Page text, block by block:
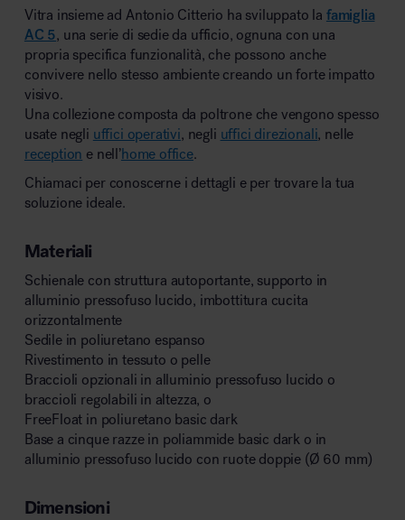
Vitra insieme ad Antonio Citterio ha sviluppato la famiglia
AC 5, una serie di sedie da ufficio, ognuna con una
propria specifica funzionalità, che possono anche
convivere nello stesso ambiente creando un forte impatto
visivo.
Una collezione composta da poltrone che vengono spesso
usate negli uffici operativi, negli uffici direzionali, nelle
reception e nell’home office.
Chiamaci per conoscerne i dettagli e per trovare la tua
soluzione ideale.
Materiali
Schienale con struttura autoportante, supporto in
alluminio pressofuso lucido, imbottitura cucita
orizzontalmente
Sedile in poliuretano espanso
Rivestimento in tessuto o pelle
Braccioli opzionali in alluminio pressofuso lucido o
braccioli regolabili in altezza, o
FreeFloat in poliuretano basic dark
Base a cinque razze in poliammide basic dark o in
alluminio pressofuso lucido con ruote doppie (Ø 60 mm)
Dimensioni